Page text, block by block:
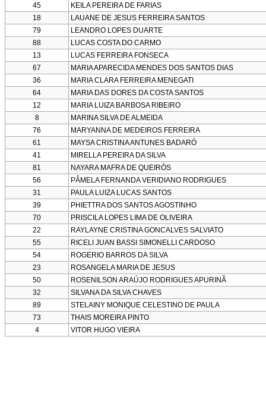
45
KEILA PEREIRA DE FARIAS
18
LAUANE DE JESUS FERREIRA SANTOS
79
LEANDRO LOPES DUARTE
88
LUCAS COSTA DO CARMO
13
LUCAS FERREIRA FONSECA
67
MARIA APARECIDA MENDES DOS SANTOS DIAS
36
MARIA CLARA FERREIRA MENEGATI
64
MARIA DAS DORES DA COSTA SANTOS
12
MARIA LUIZA BARBOSA RIBEIRO
8
MARINA SILVA DE ALMEIDA
76
MARYANNA DE MEDEIROS FERREIRA
61
MAYSA CRISTINA ANTUNES BADARÓ
41
MIRELLA PEREIRA DA SILVA
81
NAYARA MAFRA DE QUEIRÓS
56
PÂMELA FERNANDA VERIDIANO RODRIGUES
31
PAULA LUIZA LUCAS SANTOS
39
PHIETTRA DOS SANTOS AGOSTINHO
70
PRISCILA LOPES LIMA DE OLIVEIRA
22
RAYLAYNE CRISTINA GONCALVES SALVIATO
55
RICELI JUAN BASSI SIMONELLI CARDOSO
54
ROGERIO BARROS DA SILVA
23
ROSANGELA MARIA DE JESUS
50
ROSENILSON ARAÚJO RODRIGUES APURINÃ
32
SILVANA DA SILVA CHAVES
89
STELAINY MONIQUE CELESTINO DE PAULA
73
THAIS MOREIRA PINTO
4
VITOR HUGO VIEIRA